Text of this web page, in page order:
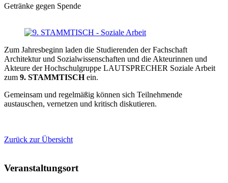
Getränke gegen Spende
Zum Jahresbeginn laden die Studierenden der Fachschaft
Architektur und Sozialwissenschaften und die Akteurinnen und
Akteure der Hochschulgruppe LAUTSPRECHER Soziale Arbeit
zum 9. STAMMTISCHein.
Gemeinsam und regelmäßig können sich Teilnehmende
austauschen, vernetzen und kritisch diskutieren.
Zurück zur Übersicht
Veranstaltungsort